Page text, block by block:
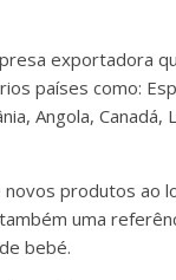
exportadora
países como:
Angola, Canadá,
novos produtos ao
uma
bebé.